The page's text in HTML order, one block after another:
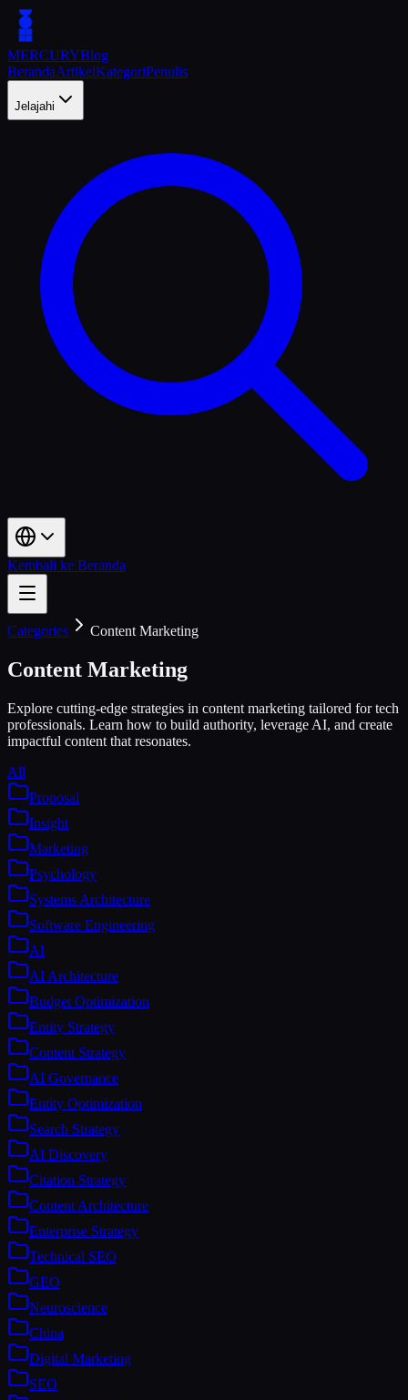
MERCURYBlog
BerandaArtikelKategoriPenulis
Jelajahi
Kembali ke Beranda
Categories Content Marketing
Content Marketing
Explore cutting-edge strategies in content marketing tailored for tech
professionals. Learn how to build authority, leverage AI, and create
impactful content that resonates.
All
Proposal
Insight
Marketing
Psychology
Systems Architecture
Software Engineering
AI
AI Architecture
Budget Optimization
Entity Strategy
Content Strategy
AI Governance
Entity Optimization
Search Strategy
AI Discovery
Citation Strategy
Content Architecture
Enterprise Strategy
Technical SEO
GEO
Neuroscience
China
Digital Marketing
SEO